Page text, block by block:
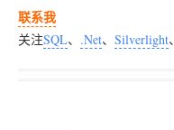
联系我
关注SQL、 .Net、 Silverlight、